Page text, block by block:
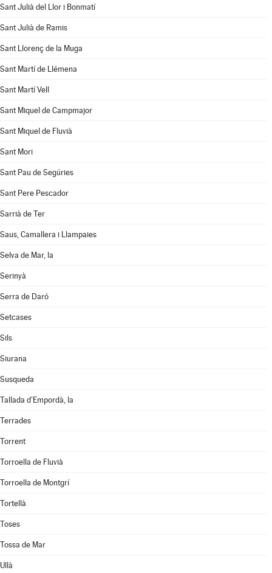
Sant Julià del Llor i Bonmatí
Sant Julià de Ramis
Sant Llorenç de la Muga
Sant Martí de Llémena
Sant Martí Vell
Sant Miquel de Campmajor
Sant Miquel de Fluvià
Sant Mori
Sant Pau de Segúries
Sant Pere Pescador
Sarrià de Ter
Saus, Camallera i Llampaies
Selva de Mar, la
Serinyà
Serra de Daró
Setcases
Sils
Siurana
Susqueda
Tallada d'Empordà, la
Terrades
Torrent
Torroella de Fluvià
Torroella de Montgrí
Tortellà
Toses
Tossa de Mar
Ullà